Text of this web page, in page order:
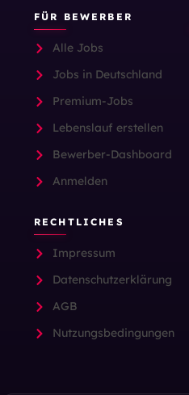
FÜR BEWERBER
Alle Jobs
Jobs in Deutschland
Premium-Jobs
Lebenslauf erstellen
Bewerber-Dashboard
Anmelden
RECHTLICHES
Impressum
Datenschutzerklärung
AGB
Nutzungsbedingungen